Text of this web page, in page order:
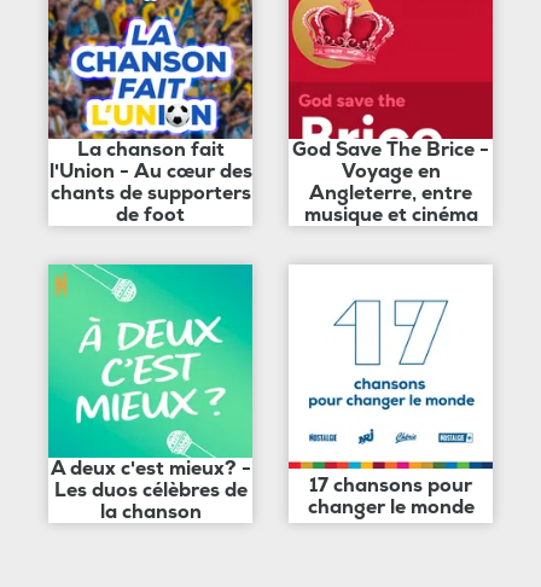
La chanson fait
l'Union - Au cœur des
chants de supporters
de foot
God Save The Brice -
Voyage en
Angleterre, entre
musique et cinéma
A deux c'est mieux? -
Les duos célèbres de
la chanson
17 chansons pour
changer le monde